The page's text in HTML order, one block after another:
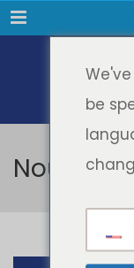
Meniul
Noutati
be